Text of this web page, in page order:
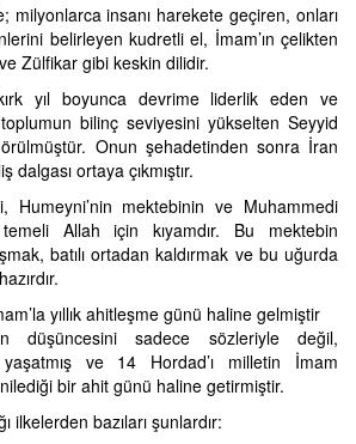
milyonlarca insanı harekete geçiren, onları
belirleyen kudretli el, İmam’ın çelikten
Zülfikar gibi keskin dilidir.
yıl boyunca devrime liderlik eden ve
bilinç seviyesini yükselten Seyyid
Onun şehadetinden sonra İran
ortaya çıkmıştır.
Humeyni’nin mektebinin ve Muhammedi
temeli Allah için kıyamdır. Bu mektebin
batılı ortadan kaldırmak ve bu uğurda
yıllık ahitleşme günü haline gelmiştir
düşüncesini sadece sözleriyle değil,
ve 14 Hordad’ı milletin İmam
bir ahit günü haline getirmiştir.
ilkelerden bazıları şunlardır: